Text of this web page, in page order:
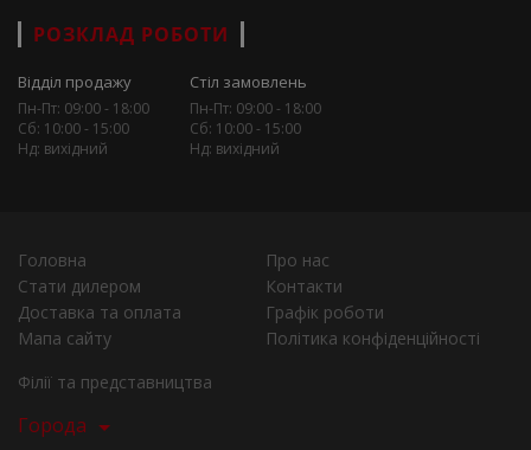
РОЗКЛАД РОБОТИ
Відділ продажу
Пн-Пт: 09:00 - 18:00
Сб: 10:00 - 15:00
Нд: вихідний
Стіл замовлень
Пн-Пт: 09:00 - 18:00
Сб: 10:00 - 15:00
Нд: вихідний
Головна
Про нас
Стати дилером
Контакти
Доставка та оплата
Графік роботи
Мапа сайту
Політика конфіденційності
Філії та представництва
Города